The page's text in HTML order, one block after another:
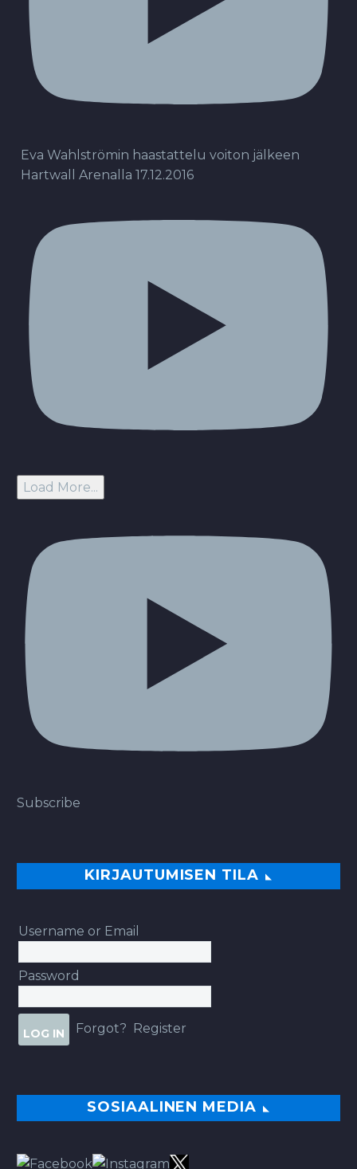
Eva Wahlströmin haastattelu voiton jälkeen
Hartwall Arenalla 17.12.2016
Load More...
Subscribe
KIRJAUTUMISEN TILA
Username or Email
Password
Forgot? Register
SOSIAALINEN MEDIA